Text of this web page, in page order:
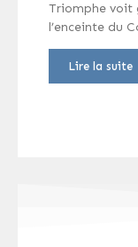
Triomphe voit
l’enceinte du
Lire la suite